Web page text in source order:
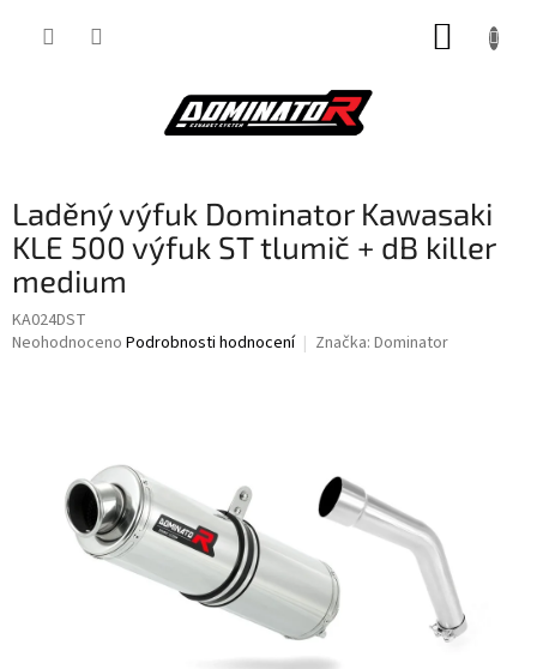
Laděný výfuk Dominator Kawasaki
KLE 500 výfuk ST tlumič + dB killer
medium
KA024DST
Průměrné
hvězdiček.
Neohodnoceno Podrobnosti hodnocení Značka: Dominator